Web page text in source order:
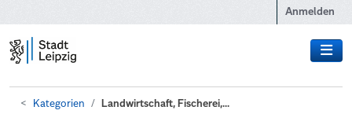
Anmelden
Kategorien Landwirtschaft, Fischerei,...